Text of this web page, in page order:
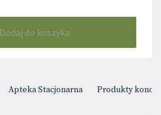
Dodaj do koszyka
Apteka Stacjonarna Produkty